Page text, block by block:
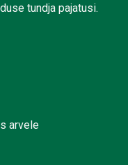
tundja pajatusi.
arvele